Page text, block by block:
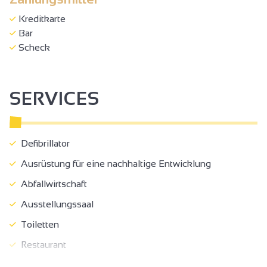
Kreditkarte
Bar
Scheck
SERVICES
Defibrillator
Ausrüstung für eine nachhaltige Entwicklung
Abfallwirtschaft
Ausstellungssaal
Toiletten
Restaurant